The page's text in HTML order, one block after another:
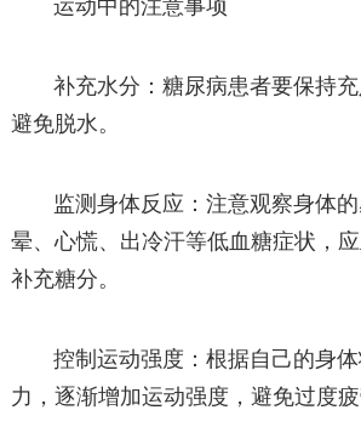
运动中的注意事项
补充水分：糖尿病患者要保持充
避免脱水。
监测身体反应：注意观察身体
晕、心慌、出冷汗等低血糖症状，应
补充糖分。
控制运动强度：根据自己的身
力，逐渐增加运动强度，避免过度疲